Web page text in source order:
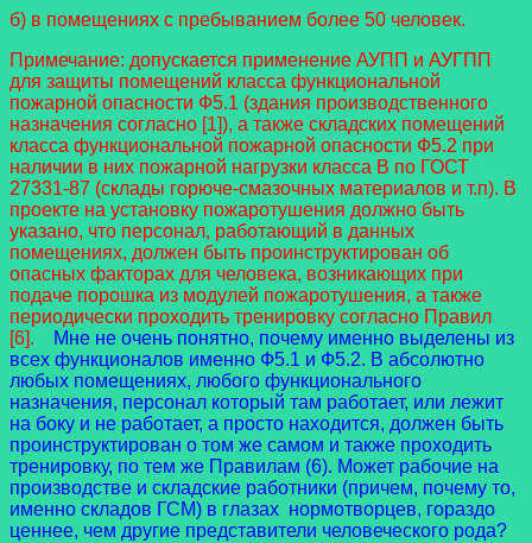
б) в помещениях с пребыванием более 50 человек.
Примечание: допускается применение АУПП и АУГПП
для защиты помещений класса функциональной
пожарной опасности Ф5.1 (здания производственного
назначения согласно [1]), а также складских помещений
класса функциональной пожарной опасности Ф5.2 при
наличии в них пожарной нагрузки класса B по ГОСТ
27331-87 (склады горюче-смазочных материалов и т.п). В
проекте на установку пожаротушения должно быть
указано, что персонал, работающий в данных
помещениях, должен быть проинструктирован об
опасных факторах для человека, возникающих при
подаче порошка из модулей пожаротушения, а также
периодически проходить тренировку согласно Правил
[6].
Мне не очень понятно, почему именно выделены из
всех функционалов именно Ф5.1 и Ф5.2. В абсолютно
любых помещениях, любого функционального
назначения, персонал который там работает, или лежит
на боку и не работает, а просто находится, должен быть
проинструктирован о том же самом и также проходить
тренировку, по тем же Правилам (6). Может рабочие на
производстве и складские работники (причем, почему то,
именно складов ГСМ) в глазах нормотворцев, гораздо
ценнее, чем другие представители человеческого рода?